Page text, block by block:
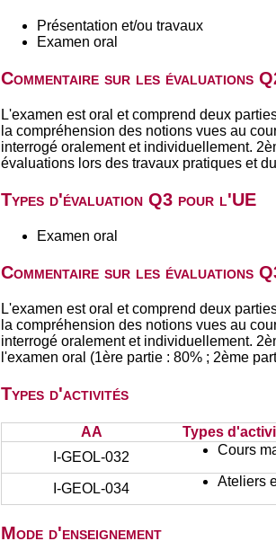
Présentation et/ou travaux
Examen oral
Commentaire sur les évaluations
L'examen est oral et comprend deux
la compréhension des notions vues au
interrogé oralement et individuellement.
évaluations lors des travaux pratiques et
Types d'évaluation Q3 pour l'UE
Examen oral
Commentaire sur les évaluations
L'examen est oral et comprend deux
la compréhension des notions vues au
interrogé oralement et individuellement.
l'examen oral (1ère partie : 80% ; 2ème
Types d'activités
AA
Types
I-GEOL-032
Cours
I-GEOL-034 Ateliers
Mode d'enseignement